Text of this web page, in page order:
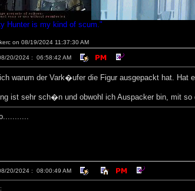
Hunter is my kind of scum."
on 08/19/2024 11:37:30 AM
20/2024 : 06:58:42 AM
warum der Vark�ufer die Figur ausgepackt hat. Hat
ist sehr sch�n und obwohl ich Auspacker bin, mit
20/2024 : 08:00:49 AM